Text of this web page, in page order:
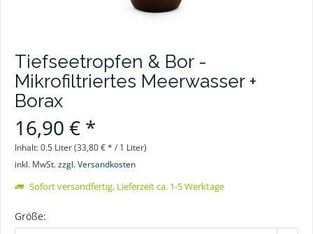
Tiefseetropfen & Bor -
Mikrofiltriertes Meerwasser +
Borax
16,90 € *
Inhalt:0.5 Liter (33,80 € * / 1 Liter)
inkl. MwSt.zzgl. Versandkosten
Sofort versandfertig, Lieferzeit ca. 1-5 Werktage
Größe: